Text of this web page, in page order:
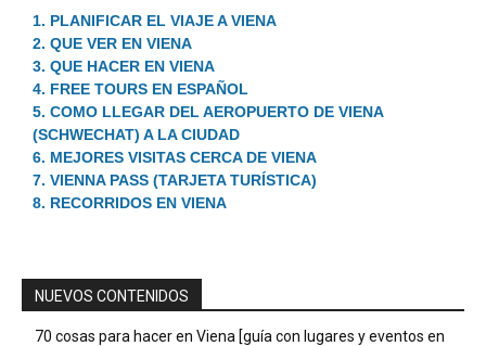
1. PLANIFICAR EL VIAJE A VIENA
2. QUE VER EN VIENA
3. QUE HACER EN VIENA
4. FREE TOURS EN ESPAÑOL
5. COMO LLEGAR DEL AEROPUERTO DE VIENA
(SCHWECHAT) A LA CIUDAD
6. MEJORES VISITAS CERCA DE VIENA
7. VIENNA PASS (TARJETA TURÍSTICA)
8. RECORRIDOS EN VIENA
NUEVOS CONTENIDOS
70 cosas para hacer en Viena [guía con lugares y eventos en